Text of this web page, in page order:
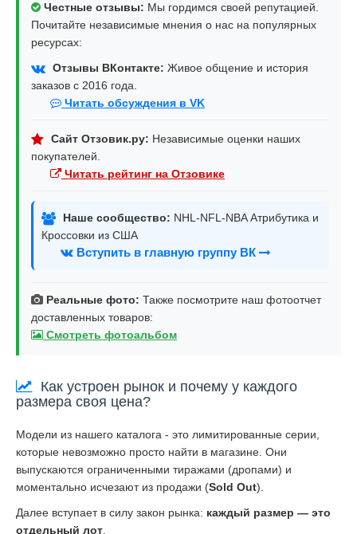
Честные отзывы: Мы гордимся своей репутацией.
Почитайте независимые мнения о нас на популярных
ресурсах:
Отзывы ВКонтакте: Живое общение и история
заказов с 2016 года.
Читать обсуждения в VK
Сайт Отзовик.ру: Независимые оценки наших
покупателей.
Читать рейтинг на Отзовике
Наше сообщество: NHL-NFL-NBA Атрибутика и
Кроссовки из США
Вступить в главную группу ВК
Реальные фото: Также посмотрите наш фотоотчет
доставленных товаров:
Смотреть фотоальбом
Как устроен рынок и почему у каждого
размера своя цена?
Модели из нашего каталога - это лимитированные серии,
которые невозможно просто найти в магазине. Они
выпускаются ограниченными тиражами (дропами) и
моментально исчезают из продажи (Sold Out).
Далее вступает в силу закон рынка: каждый размер — это
отдельный лот